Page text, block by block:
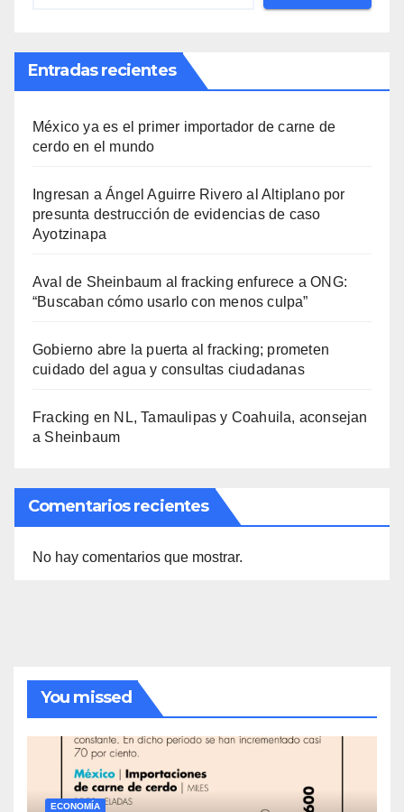
Entradas recientes
México ya es el primer importador de carne de
cerdo en el mundo
Ingresan a Ángel Aguirre Rivero al Altiplano por
presunta destrucción de evidencias de caso
Ayotzinapa
Aval de Sheinbaum al fracking enfurece a ONG:
“Buscaban cómo usarlo con menos culpa”
Gobierno abre la puerta al fracking; prometen
cuidado del agua y consultas ciudadanas
Fracking en NL, Tamaulipas y Coahuila, aconsejan
a Sheinbaum
Comentarios recientes
No hay comentarios que mostrar.
You missed
ECONOMÍA